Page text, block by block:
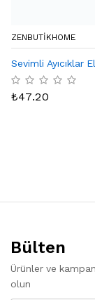
ZENBUTIKHOME
Sevimli Ayıcıklar
₺47.20
Bülten
Ürünler ve
olun